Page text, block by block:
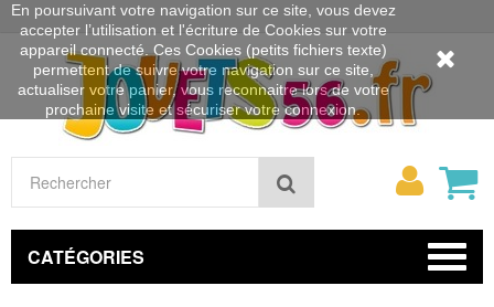
Rechercher
Mon
CATÉGORIES
En poursuivant votre navigation sur ce site, vous devez
accepter l’utilisation et l'écriture de Cookies sur votre
appareil connecté. Ces Cookies (petits fichiers texte)
permettent de suivre votre navigation sur ce site,
actualiser votre panier, vous reconnaitre lors de votre
prochaine visite et sécuriser votre connexion.